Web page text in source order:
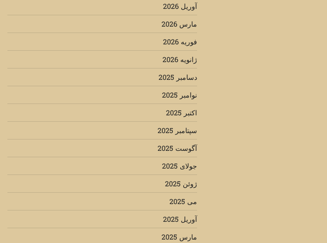
آوریل 2026
مارس 2026
فوریه 2026
ژانویه 2026
دسامبر 2025
نوامبر 2025
اکتبر 2025
سپتامبر 2025
آگوست 2025
جولای 2025
ژوئن 2025
می 2025
آوریل 2025
مارس 2025